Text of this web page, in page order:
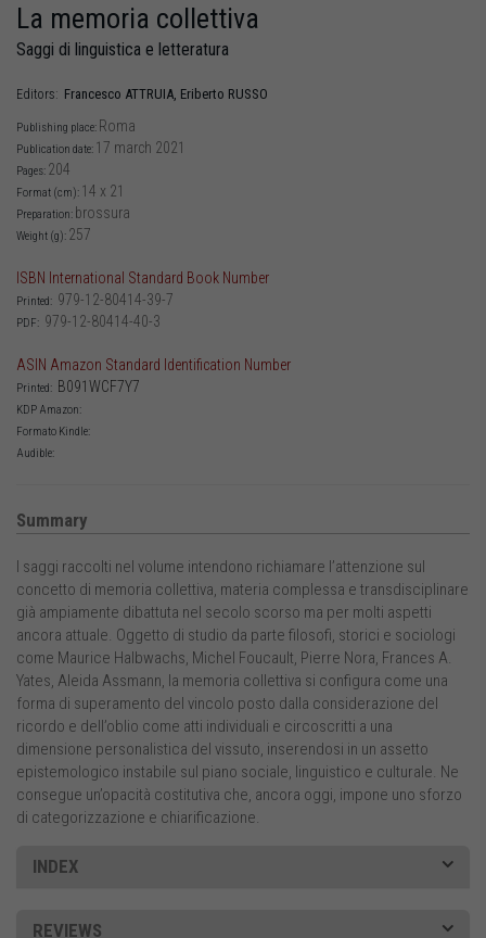
La memoria collettiva
Saggi di linguistica e letteratura
Editors: Francesco ATTRUIA Eriberto RUSSO
Publishing place: Roma
Publication date: 17 march 2021
Pages: 204
Format (cm): 14 x 21
Preparation: brossura
Weight (g): 257
ISBN International Standard Book Number
Printed: 979-12-80414-39-7
PDF: 979-12-80414-40-3
ASIN Amazon Standard Identification Number
Printed: B091WCF7Y7
KDP Amazon:
Formato Kindle:
Audible:
Summary
I saggi raccolti nel volume intendono richiamare l’attenzione sul
concetto di memoria collettiva, materia complessa e transdisciplinare
già ampiamente dibattuta nel secolo scorso ma per molti aspetti
ancora attuale. Oggetto di studio da parte filosofi, storici e sociologi
come Maurice Halbwachs, Michel Foucault, Pierre Nora, Frances A.
Yates, Aleida Assmann, la memoria collettiva si configura come una
forma di superamento del vincolo posto dalla considerazione del
ricordo e dell’oblio come atti individuali e circoscritti a una
dimensione personalistica del vissuto, inserendosi in un assetto
epistemologico instabile sul piano sociale, linguistico e culturale. Ne
consegue un’opacità costitutiva che, ancora oggi, impone uno sforzo
di categorizzazione e chiarificazione.
INDEX
REVIEWS